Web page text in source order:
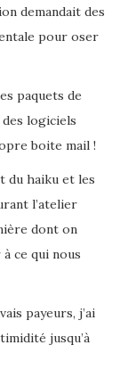
demandait des
pour oser
paquets de
logiciels
boite mail !
du haiku et les
l’atelier
dont on
ce qui nous
payeurs, j’ai
jusqu’à